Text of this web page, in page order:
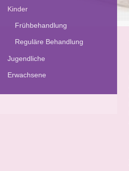
Kinder
Frühbehandlung
Reguläre Behandlung
Jugendliche
Erwachsene